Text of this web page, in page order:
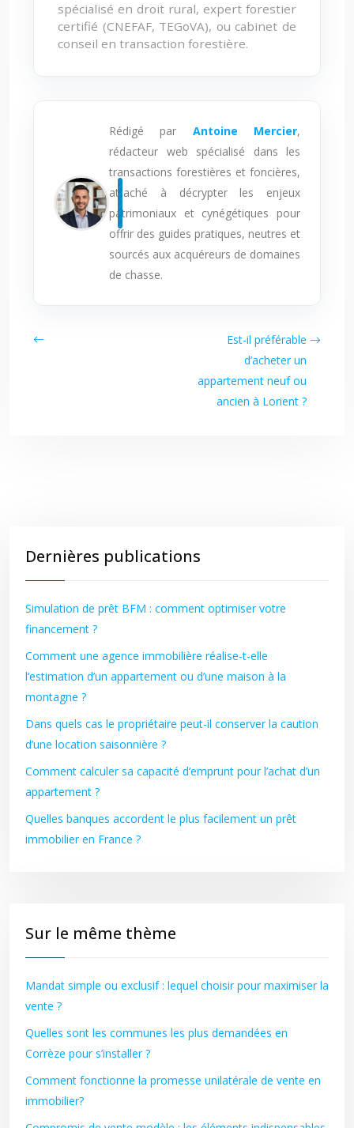
spécialisé en droit rural, expert forestier
certifié (CNEFAF, TEGoVA), ou cabinet de
conseil en transaction forestière.
Rédigé par Antoine Mercier,
rédacteur web spécialisé dans les
transactions forestières et foncières,
attaché à décrypter les enjeux
patrimoniaux et cynégétiques pour
offrir des guides pratiques, neutres et
sourcés aux acquéreurs de domaines
de chasse.
Est-il préférable
d’acheter un
appartement neuf ou
ancien à Lorient ?
Dernières publications
Simulation de prêt BFM : comment optimiser votre
financement ?
Comment une agence immobilière réalise-t-elle
l’estimation d’un appartement ou d’une maison à la
montagne ?
Dans quels cas le propriétaire peut-il conserver la caution
d’une location saisonnière ?
Comment calculer sa capacité d’emprunt pour l’achat d’un
appartement ?
Quelles banques accordent le plus facilement un prêt
immobilier en France ?
Sur le même thème
Mandat simple ou exclusif : lequel choisir pour maximiser la
vente ?
Quelles sont les communes les plus demandées en
Corrèze pour s’installer ?
Comment fonctionne la promesse unilatérale de vente en
immobilier?